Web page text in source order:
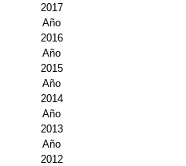
JORNADAS AIDA
Presentación Jornadas
Comunicaciones
Jornadas PAM 2026
Premio Jóvenes Investigadores
2017
Año
2016
Año
2015
Año
2014
Año
2013
Año
2012